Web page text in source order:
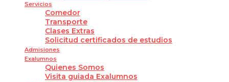
Servicios
Comedor
Transporte
Clases Extras
Solicitud certificados de estudios
Admisiones
Exalumnos
Quienes Somos
Visita guiada Exalumnos